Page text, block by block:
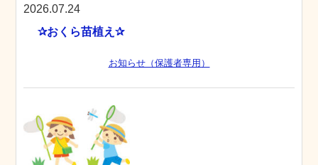
2026.07.24
✰おくら苗植え✰
お知らせ（保護者専用）